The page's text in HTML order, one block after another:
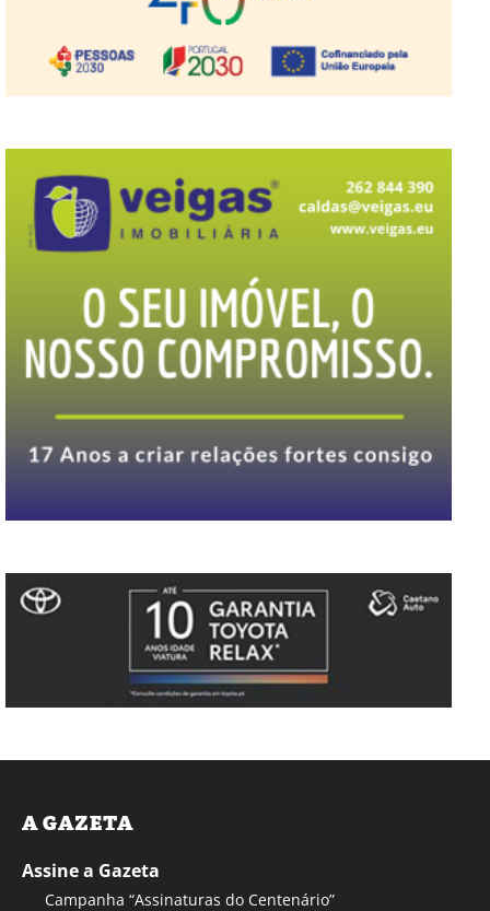
A GAZETA
Assine a Gazeta
Campanha “Assinaturas do Centenário”